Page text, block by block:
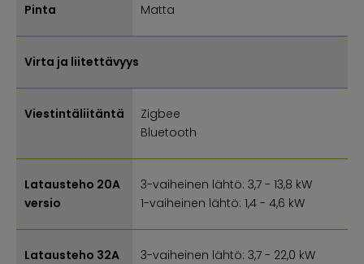
Pinta Matta
Virta ja liitettävyys
Viestintäliitäntä
Zigbee
Bluetooth
Latausteho 20A
versio
3-vaiheinen lähtö: 3,7 - 13,8 kW
1-vaiheinen lähtö: 1,4 - 4,6 kW
Latausteho 32A
3-vaiheinen lähtö: 3,7 - 22,0 kW